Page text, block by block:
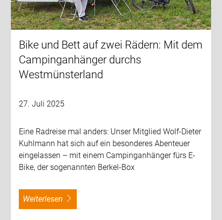
Bike und Bett auf zwei Rädern: Mit dem
Campinganhänger durchs
Westmünsterland
27. Juli 2025
Eine Radreise mal anders: Unser Mitglied Wolf-Dieter
Kuhlmann hat sich auf ein besonderes Abenteuer
eingelassen – mit einem Campinganhänger fürs E-
Bike, der sogenannten Berkel-Box
weiterlesen